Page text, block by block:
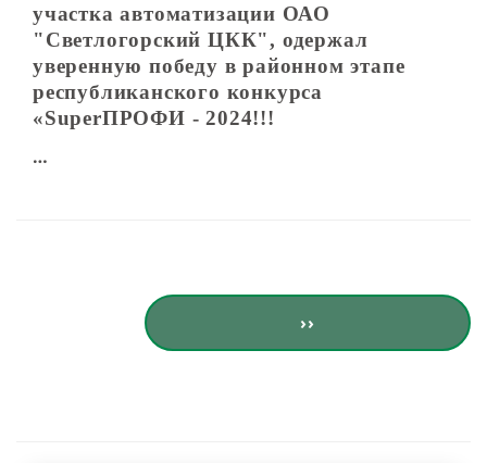
участка автоматизации ОАО
"Светлогорский ЦКК", одержал
уверенную победу в районном этапе
республиканского конкурса
«SuperПРОФИ - 2024!!!
…
Нумерация страниц Следующая
››